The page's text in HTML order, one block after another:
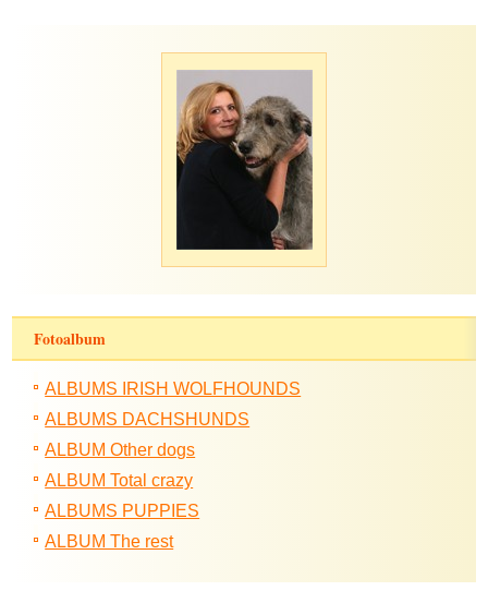
Fotoalbum
ALBUMS IRISH WOLFHOUNDS
ALBUMS DACHSHUNDS
ALBUM Other dogs
ALBUM Total crazy
ALBUMS PUPPIES
ALBUM The rest